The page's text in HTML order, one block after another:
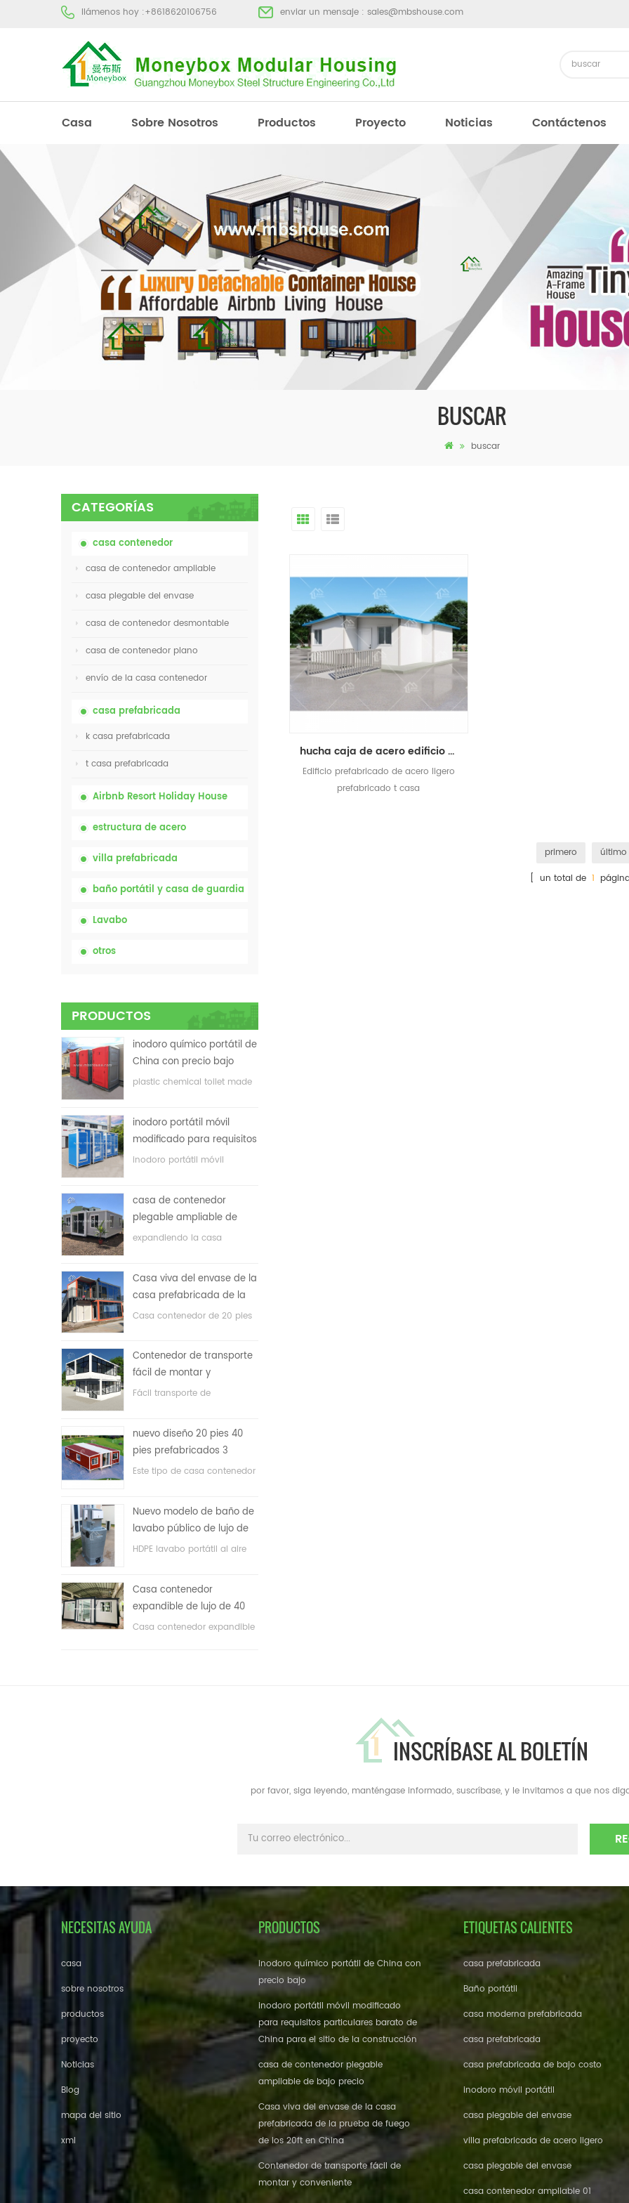
llámenos hoy :+8618620106756 enviar un mensaje : sales@mbshouse.com
Casa Sobre Nosotros Productos Proyecto Noticias Contáctenos
BUSCAR
buscar
CATEGORÍAS
casa contenedor
casa de contenedor ampliable
casa plegable del envase
casa de contenedor desmontable
casa de contenedor plano
envío de la casa contenedor
casa prefabricada
k casa prefabricada
t casa prefabricada
Airbnb Resort Holiday House
estructura de acero
villa prefabricada
baño portátil y casa de guardia
Lavabo
otros
PRODUCTOS
inodoro químico portátil de
China con precio bajo
plastic chemical toilet made
inodoro portátil móvil
modificado para requisitos
particulares barato de
inodoro portátil móvil
casa de contenedor
plegable ampliable de
bajo precio
expandiendo la casa
Casa viva del envase de la
casa prefabricada de la
prueba de fuego de los
Casa contenedor de 20 pies
Contenedor de transporte
fácil de montar y
conveniente
Fácil transporte de
nuevo diseño 20 pies 40
pies prefabricados 3
dormitorios pequeña casa
Este tipo de casa contenedor
dormitorios, un baño y con
sistema eléctrico.
Nuevo modelo de baño de
lavabo público de lujo de
plástico HDPE de doble
HDPE lavabo portátil al aire
Casa contenedor
expandible de lujo de 40
pies con tres dormitorios
Casa contenedor expandible
hucha caja de acero edificio edificio dormintory prefabricada t casa
Edificio prefabricado de acero ligero
prefabricado t casa
primero
último
[ un total de 1
INSCRÍBASE AL BOLETÍN
por favor, siga leyendo, manténgase informado, suscríbase, y le invitamos a que nos
NECESITAS AYUDA
casa
sobre nosotros
productos
proyecto
Noticias
Blog
mapa del sitio
xml
PRODUCTOS
inodoro químico portátil de China con
precio bajo
inodoro portátil móvil modificado
para requisitos particulares barato de
China para el sitio de la construcción
casa de contenedor plegable
ampliable de bajo precio
Casa viva del envase de la casa
prefabricada de la prueba de fuego
de los 20ft en China
Contenedor de transporte fácil de
montar y conveniente
ETIQUETAS CALIENTES
casa prefabricada
Baño portátil
casa moderna prefabricada
casa prefabricada
casa prefabricada de bajo costo
inodoro móvil portátil
casa plegable del envase
villa prefabricada de acero ligero
casa plegable del envase
casa contenedor ampliable 01